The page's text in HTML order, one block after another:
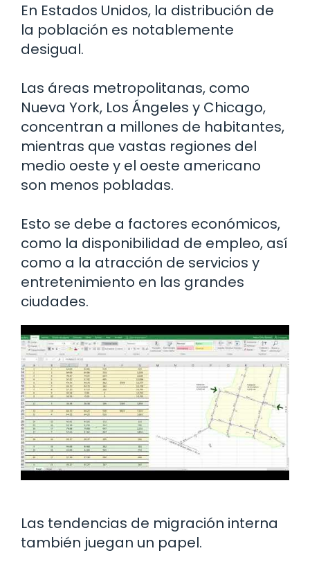
En Estados Unidos, la distribución de
la población es notablemente
desigual.
Las áreas metropolitanas, como
Nueva York, Los Ángeles y Chicago,
concentran a millones de habitantes,
mientras que vastas regiones del
medio oeste y el oeste americano
son menos pobladas.
Esto se debe a factores económicos,
como la disponibilidad de empleo, así
como a la atracción de servicios y
entretenimiento en las grandes
ciudades.
Las tendencias de migración interna
también juegan un papel.